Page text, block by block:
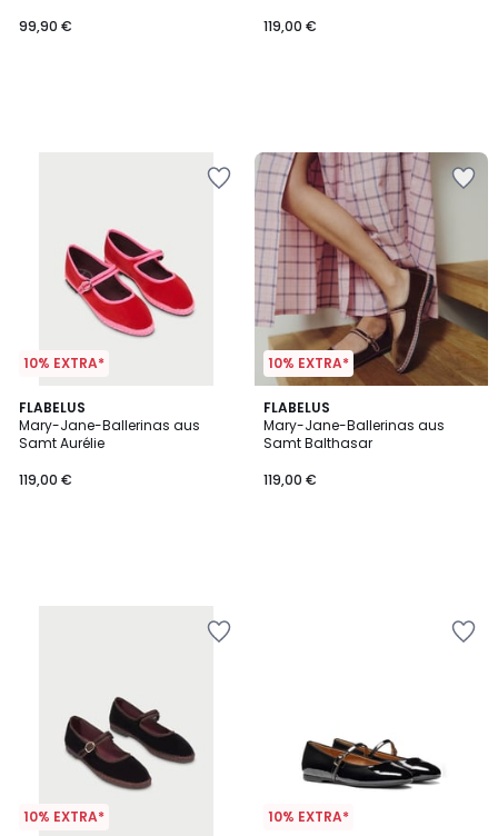
99,90 €
119,00 €
10% EXTRA*
FLABELUS
Mary-Jane-Ballerinas aus
Samt Aurélie
119,00 €
10% EXTRA*
FLABELUS
Mary-Jane-Ballerinas aus
Samt Balthasar
119,00 €
10% EXTRA* 10% EXTRA*